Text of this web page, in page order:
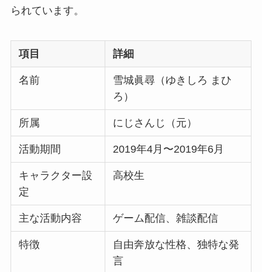
られています。
項目 詳細
名前
雪城眞尋（ゆきしろ まひ
ろ）
所属 にじさんじ（元）
活動期間 2019年4月〜2019年6月
キャラクター設
定
高校生
主な活動内容 ゲーム配信、雑談配信
特徴
自由奔放な性格、独特な発
言